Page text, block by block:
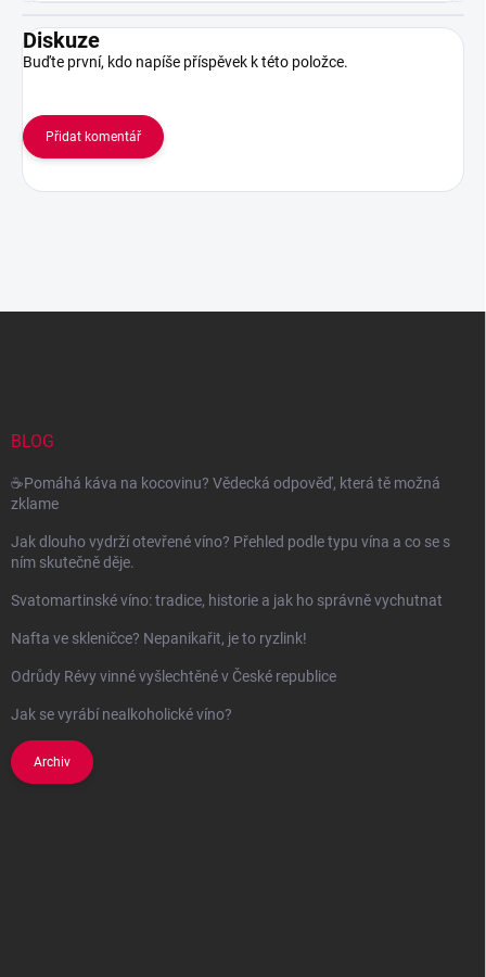
Diskuze
Buďte první, kdo napíše příspěvek k této položce.
Přidat komentář
BLOG
☕Pomáhá káva na kocovinu? Vědecká odpověď, která tě možná
zklame
Jak dlouho vydrží otevřené víno? Přehled podle typu vína a co se s
ním skutečně děje.
Svatomartinské víno: tradice, historie a jak ho správně vychutnat
Nafta ve skleničce? Nepanikařit, je to ryzlink!
Odrůdy Révy vinné vyšlechtěné v České republice
Jak se vyrábí nealkoholické víno?
Archiv